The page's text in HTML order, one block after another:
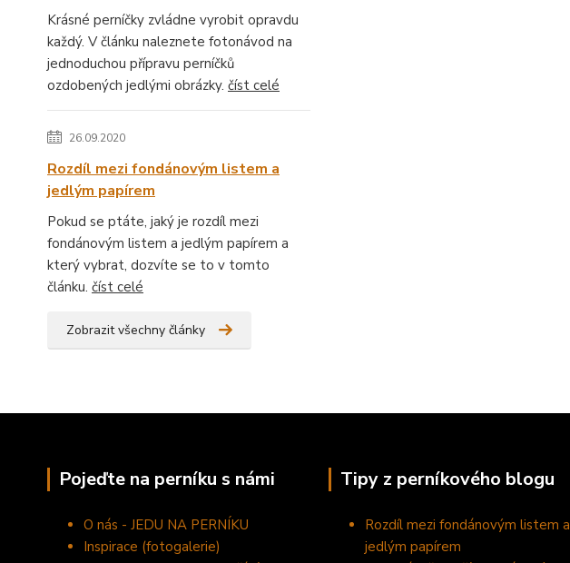
Krásné perníčky zvládne vyrobit opravdu
každý. V článku naleznete fotonávod na
jednoduchou přípravu perníčků
ozdobených jedlými obrázky. číst celé
26.09.2020
Rozdíl mezi fondánovým listem a
jedlým papírem
Pokud se ptáte, jaký je rozdíl mezi
fondánovým listem a jedlým papírem a
který vybrat, dozvíte se to v tomto
článku. číst celé
Zobrazit všechny články
Pojeďte na perníku s námi
O nás - JEDU NA PERNÍKU
Inspirace (fotogalerie)
Tipy z perníkového blogu
Rozdíl mezi fondánovým listem a
jedlým papírem